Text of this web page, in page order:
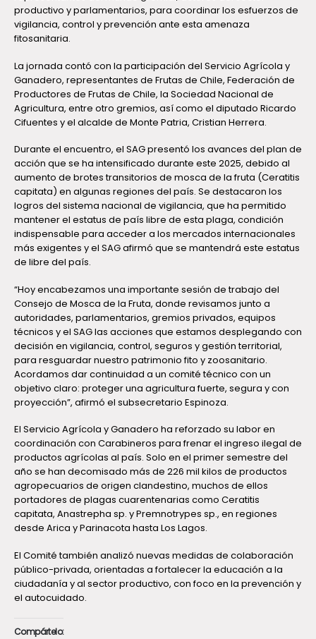
productivo y parlamentarios, para coordinar los esfuerzos de
vigilancia, control y prevención ante esta amenaza
fitosanitaria.
La jornada contó con la participación del Servicio Agrícola y
Ganadero, representantes de Frutas de Chile, Federación de
Productores de Frutas de Chile, la Sociedad Nacional de
Agricultura, entre otro gremios, así como el diputado Ricardo
Cifuentes y el alcalde de Monte Patria, Cristian Herrera.
Durante el encuentro, el SAG presentó los avances del plan de
acción que se ha intensificado durante este 2025, debido al
aumento de brotes transitorios de mosca de la fruta (Ceratitis
capitata) en algunas regiones del país. Se destacaron los
logros del sistema nacional de vigilancia, que ha permitido
mantener el estatus de país libre de esta plaga, condición
indispensable para acceder a los mercados internacionales
más exigentes y el SAG afirmó que se mantendrá este estatus
de libre del país.
“Hoy encabezamos una importante sesión de trabajo del
Consejo de Mosca de la Fruta, donde revisamos junto a
autoridades, parlamentarios, gremios privados, equipos
técnicos y el SAG las acciones que estamos desplegando con
decisión en vigilancia, control, seguros y gestión territorial,
para resguardar nuestro patrimonio fito y zoosanitario.
Acordamos dar continuidad a un comité técnico con un
objetivo claro: proteger una agricultura fuerte, segura y con
proyección”, afirmó el subsecretario Espinoza.
El Servicio Agrícola y Ganadero ha reforzado su labor en
coordinación con Carabineros para frenar el ingreso ilegal de
productos agrícolas al país. Solo en el primer semestre del
año se han decomisado más de 226 mil kilos de productos
agropecuarios de origen clandestino, muchos de ellos
portadores de plagas cuarentenarias como Ceratitis
capitata, Anastrepha sp. y Premnotrypes sp., en regiones
desde Arica y Parinacota hasta Los Lagos.
El Comité también analizó nuevas medidas de colaboración
público-privada, orientadas a fortalecer la educación a la
ciudadanía y al sector productivo, con foco en la prevención y
el autocuidado.
Compártelo: